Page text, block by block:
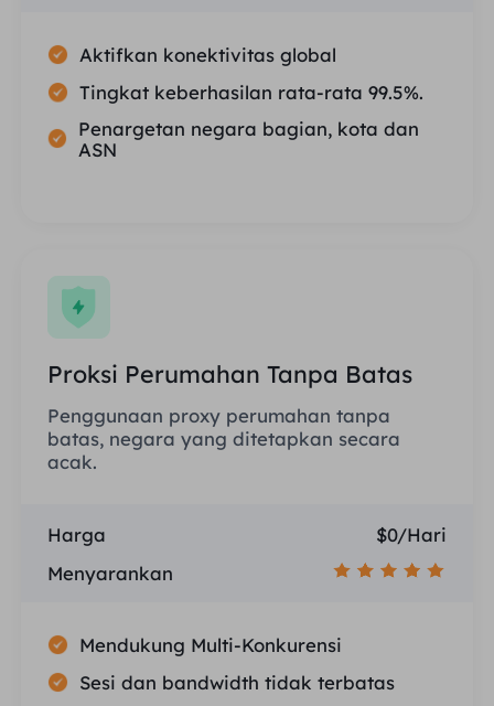
Aktifkan konektivitas global
Tingkat keberhasilan rata-rata 99.5%.
Penargetan negara bagian, kota dan
ASN
Proksi Perumahan Tanpa Batas
Penggunaan proxy perumahan tanpa
batas, negara yang ditetapkan secara
acak.
Harga
$0/Hari
Menyarankan
Mendukung Multi-Konkurensi
Sesi dan bandwidth tidak terbatas